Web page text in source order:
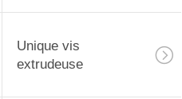
Unique vis
extrudeuse